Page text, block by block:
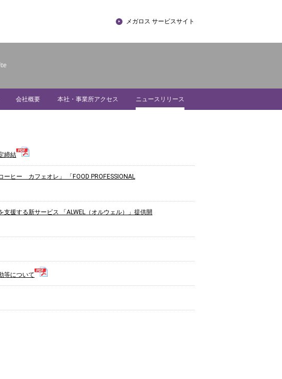
メガロス サービスサイト
会社概要 本社・事業所アクセス ニュースリリース
締結
ヒー カフェオレ」 「FOOD PROFESSIONAL
援する新サービス 「ALWEL（オルウェル）」提供開
等について